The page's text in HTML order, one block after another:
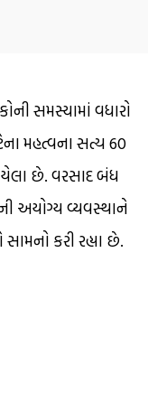
સમસ્યામાં વધારો
મહત્વના સત્ય 60
છે. વરસાદ બંધ
અયોગ્ય વ્યવસ્થાને
કરી રહ્યા છે.